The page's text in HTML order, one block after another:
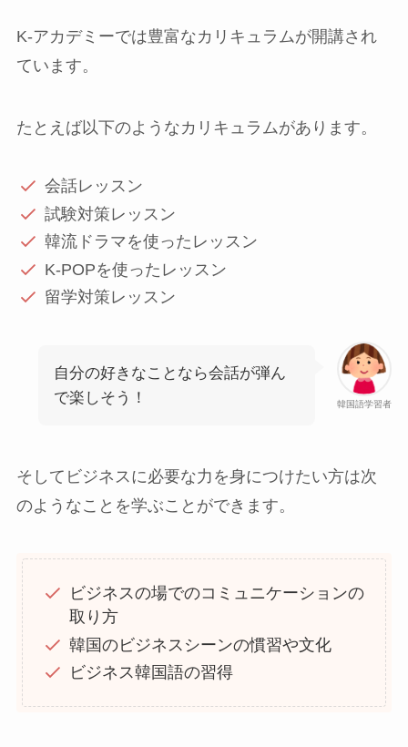
K-アカデミーでは豊富なカリキュラムが開講され
ています。
たとえば以下のようなカリキュラムがあります。
会話レッスン
試験対策レッスン
韓流ドラマを使ったレッスン
K-POPを使ったレッスン
留学対策レッスン
韓国語学習者
自分の好きなことなら会話が弾ん
で楽しそう！
そしてビジネスに必要な力を身につけたい方は次
のようなことを学ぶことができます。
ビジネスの場でのコミュニケーションの
取り方
韓国のビジネスシーンの慣習や文化
ビジネス韓国語の習得